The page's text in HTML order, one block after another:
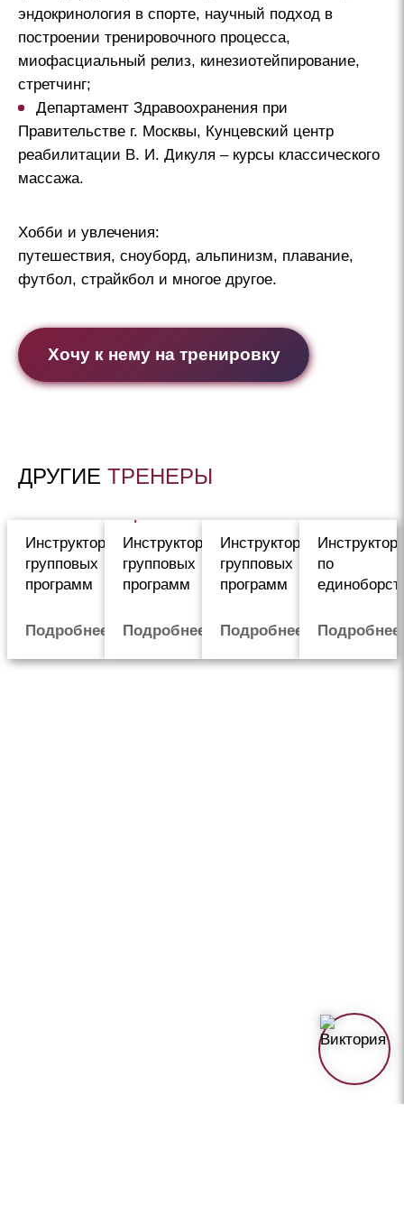
эндокринология в спорте, научный подход в
построении тренировочного процесса,
миофасциальный релиз, кинезиотейпирование,
стретчинг;
Департамент Здравоохранения при
Правительстве г. Москвы, Кунцевский центр
реабилитации В. И. Дикуля – курсы классического
массажа.
Хобби и увлечения:
путешествия, сноуборд, альпинизм, плавание,
футбол, страйкбол и многое другое.
Хочу к нему на тренировку
ДРУГИЕ ТРЕНЕРЫ
Михайлова
Инструктор
групповых
программ
Подробнее
Инструктор
групповых
программ
Подробнее
Инструктор
групповых
программ
Подробнее
Инструктор
по
Подробнее